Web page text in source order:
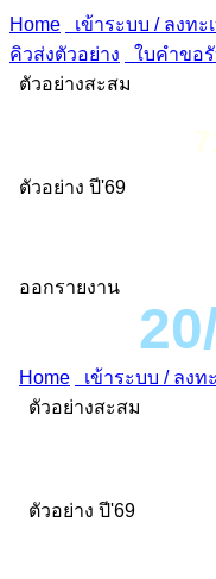
Home เข้าระบบ / ลงทะ
คิวส่งตัวอย่าง
ใบคำขอ
ตัวอย่างสะสม
ตัวอย่าง ปี'69
ออกรายงาน